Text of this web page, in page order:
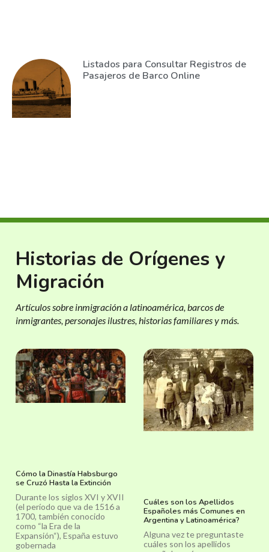
Listados para Consultar Registros de
Pasajeros de Barco Online
Historias de Orígenes y
Migración
Artículos sobre inmigración a latinoamérica, barcos de
inmigrantes, personajes ilustres, historias familiares y más.
Cómo la Dinastía Habsburgo
se Cruzó Hasta la Extinción
Durante los siglos XVI y XVII
(el período que va de 1516 a
1700, también conocido
como “la Era de la
Expansión“), España estuvo
gobernada
Cuáles son los Apellidos
Españoles más Comunes en
Argentina y Latinoamérica?
Alguna vez te preguntaste
cuáles son los apellidos